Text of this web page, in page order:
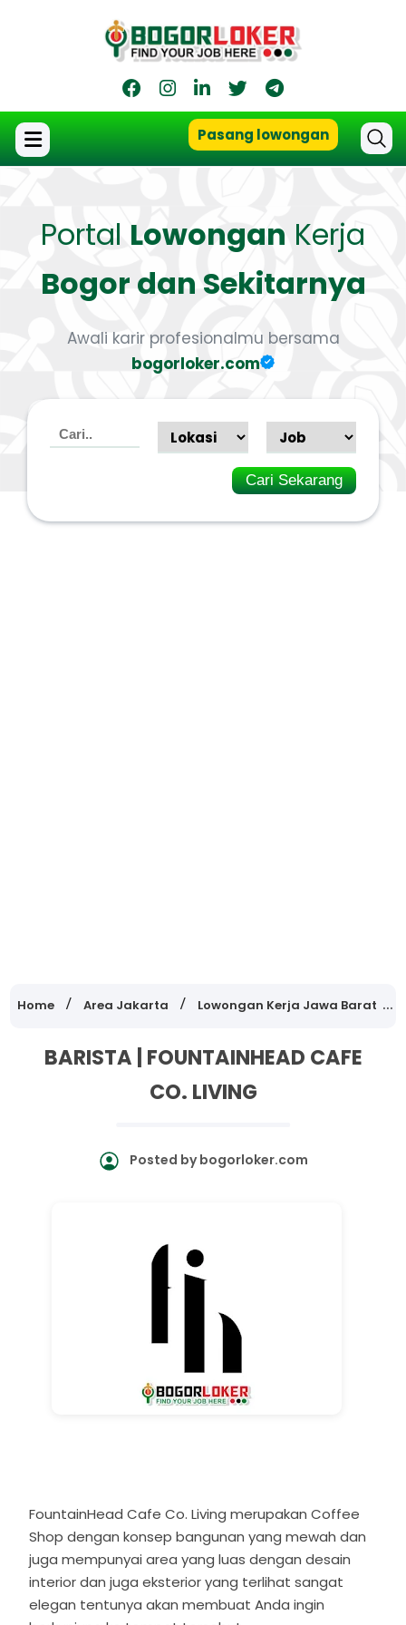
Pasang lowongan
Portal Lowongan Kerja
Bogor dan Sekitarnya
Awali karir profesionalmu bersama
bogorloker.com
Cari Sekarang
Home Area Jakarta Lowongan Kerja Jawa Barat
BARISTA | FOUNTAINHEAD CAFE
CO. LIVING
Posted bybogorloker.com
FountainHead Cafe Co. Living merupakan Coffee
Shop dengan konsep bangunan yang mewah dan
juga mempunyai area yang luas dengan desain
interior dan juga eksterior yang terlihat sangat
elegan tentunya akan membuat Anda ingin